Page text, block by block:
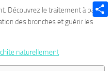
Découvrez le traitement à base
des bronches et guérir les
naturellement